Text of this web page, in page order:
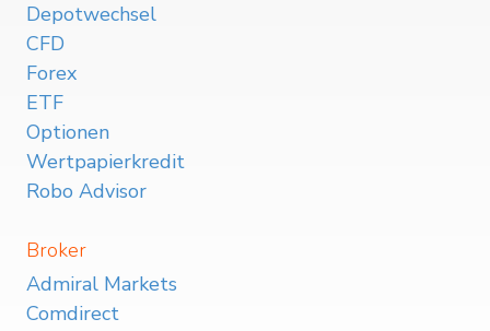
Depotwechsel
CFD
Forex
ETF
Optionen
Wertpapierkredit
Robo Advisor
Broker
Admiral Markets
Comdirect